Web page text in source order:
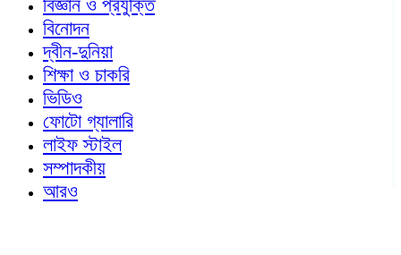
বিজ্ঞান ও প্রযুক্তি
বিনোদন
দ্বীন-দুনিয়া
শিক্ষা ও চাকরি
ভিডিও
ফোটো গ্যালারি
লাইফ স্টাইল
সম্পাদকীয়
আরও